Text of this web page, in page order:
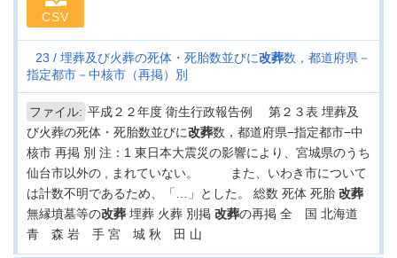
CSV
23 埋葬及び火葬の死体・死胎数並びに改葬数，都道府県－
指定都市－中核市（再掲）別
ファイル: 平成２２年度 衛生行政報告例 第２３表 埋葬及
び火葬の死体・死胎数並びに改葬数，都道府県−指定都市−中
核市 再掲 別 注：1 東日本大震災の影響により、宮城県のうち
仙台市以外の , まれていない。 また、いわき市について
は計数不明であるため、「…」とした。 総数 死体 死胎 改葬
無縁墳墓等の改葬 埋葬 火葬 別掲 改葬の再掲 全 国 北海道
青 森 岩 手 宮 城 秋 田 山